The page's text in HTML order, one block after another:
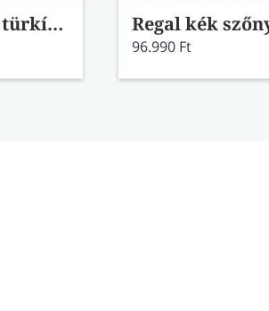
JOOP! Soft türkíz prémium viszkóz szőnyeg 140x200
96.990 Ft